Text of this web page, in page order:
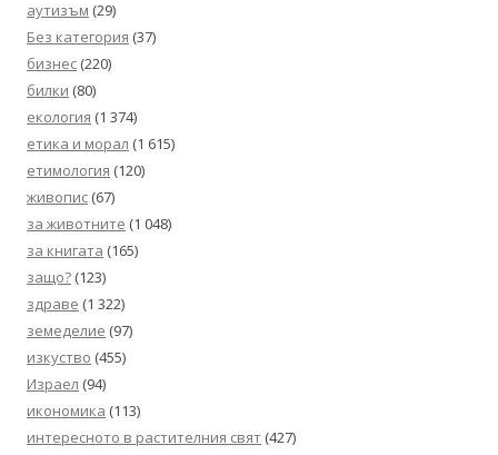
аутизъм (29)
Без категория (37)
бизнес (220)
билки (80)
екология (1 374)
етика и морал (1 615)
етимология (120)
живопис (67)
за животните (1 048)
за книгата (165)
защо? (123)
здраве (1 322)
земеделие (97)
изкуство (455)
Израел (94)
икономика (113)
интересното в растителния свят (427)